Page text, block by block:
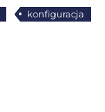
konfiguracja